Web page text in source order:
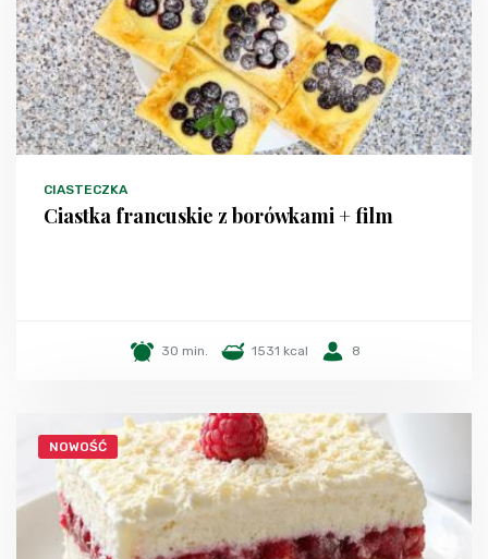
CIASTECZKA
Ciastka francuskie z borówkami + film
30 min. 1531 kcal 8
NOWOŚĆ